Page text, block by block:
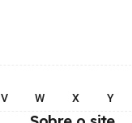
V W X Y